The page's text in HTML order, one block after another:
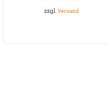
zzgl.Versand